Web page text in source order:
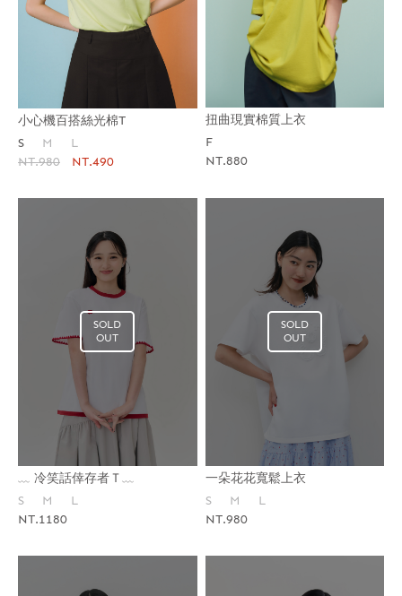
小心機百搭絲光棉T
S
M
L
NT.980
NT.490
扭曲現實棉質上衣
F
NT.880
SOLD
OUT
﹏ 冷笑話倖存者Ｔ﹏
S
M
L
NT.1180
SOLD
OUT
一朵花花寬鬆上衣
S
M
L
NT.980